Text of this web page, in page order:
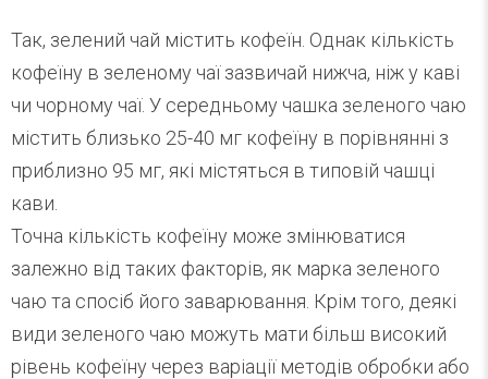
Так, зелений чай містить кофеїн. Однак кількість
кофеїну в зеленому чаї зазвичай нижча, ніж у каві
чи чорному чаї. У середньому чашка зеленого чаю
містить близько 25-40 мг кофеїну в порівнянні з
приблизно 95 мг, які містяться в типовій чашці
кави.
Точна кількість кофеїну може змінюватися
залежно від таких факторів, як марка зеленого
чаю та спосіб його заварювання. Крім того, деякі
види зеленого чаю можуть мати більш високий
рівень кофеїну через варіації методів обробки або